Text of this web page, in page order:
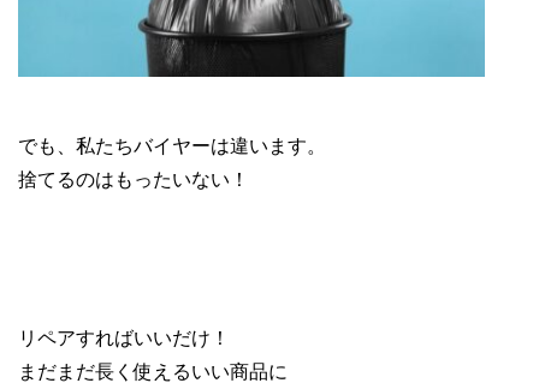
でも、私たちバイヤーは違います。
捨てるのはもったいない！
リペアすればいいだけ！
まだまだ長く使えるいい商品に